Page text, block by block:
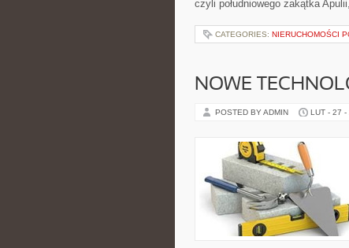
czyli południowego zakątka
CATEGORIES: NIERUCHOMOŚCI
NOWE
POSTED BY ADMIN LUT - 27 -